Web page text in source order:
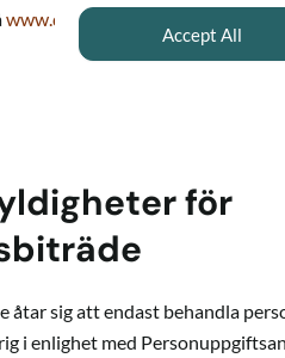
Accept All
www.quickchannel.com/sv/av
för
åtar sig att endast behandla
i enlighet med